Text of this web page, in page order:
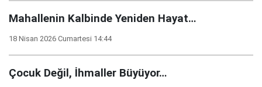
Mahallenin Kalbinde Yeniden Hayat…
18 Nisan 2026 Cumartesi 14:44
Çocuk Değil, İhmaller Büyüyor…